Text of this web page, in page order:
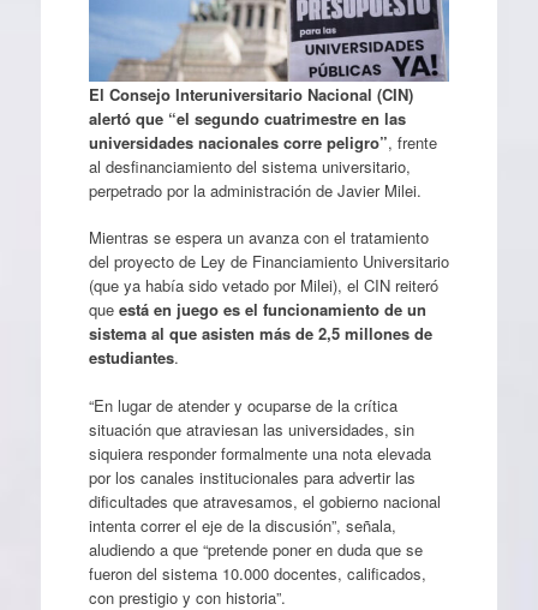
El Consejo Interuniversitario Nacional (CIN)
alertó que “el segundo cuatrimestre en las
universidades nacionales corre peligro”, frente
al desfinanciamiento del sistema universitario,
perpetrado por la administración de Javier Milei.
Mientras se espera un avanza con el tratamiento
del proyecto de Ley de Financiamiento Universitario
(que ya había sido vetado por Milei), el CIN reiteró
que está en juego es el funcionamiento de un
sistema al que asisten más de 2,5 millones de
estudiantes.
“En lugar de atender y ocuparse de la crítica
situación que atraviesan las universidades, sin
siquiera responder formalmente una nota elevada
por los canales institucionales para advertir las
dificultades que atravesamos, el gobierno nacional
intenta correr el eje de la discusión”, señala,
aludiendo a que “pretende poner en duda que se
fueron del sistema 10.000 docentes, calificados,
con prestigio y con historia”.